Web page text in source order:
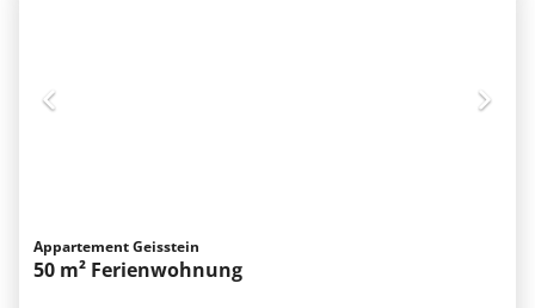
Appartement Geisstein
50 m² Ferienwohnung